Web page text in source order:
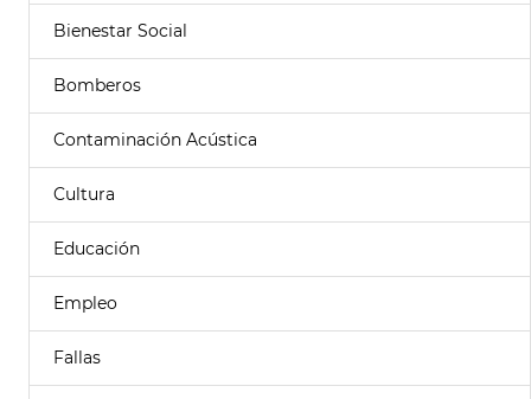
Bienestar Social
Bomberos
Contaminación Acústica
Cultura
Educación
Empleo
Fallas